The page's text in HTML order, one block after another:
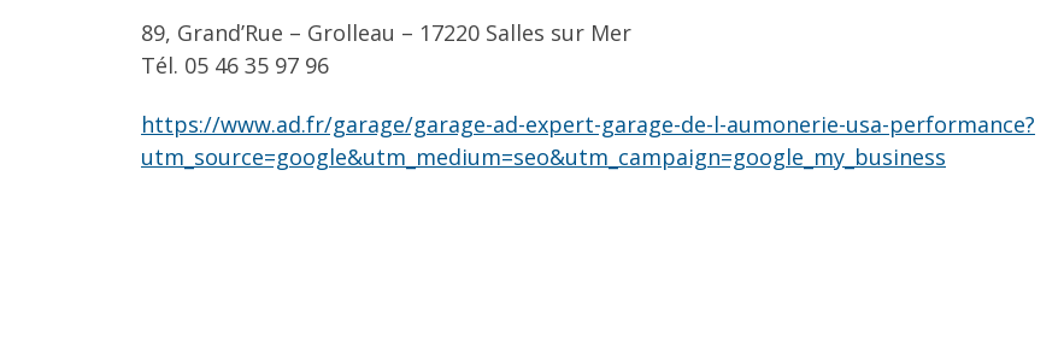
89, Grand’Rue – Grolleau – 17220 Salles sur Mer
Tél. 05 46 35 97 96
https://www.ad.fr/garage/garage-ad-expert-garage-de-l-aumonerie-usa-performance?
utm_source=google&utm_medium=seo&utm_campaign=google_my_business